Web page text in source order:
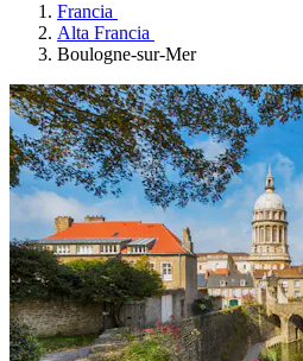
Francia
Alta Francia
Boulogne-sur-Mer